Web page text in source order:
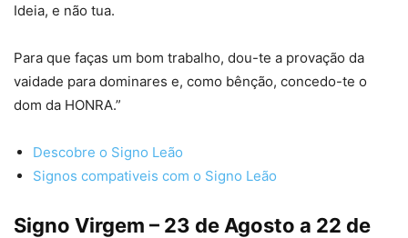
Ideia, e não tua.
Para que faças um bom trabalho, dou-te a provação da
vaidade para dominares e, como bênção, concedo-te o
dom da HONRA.”
Descobre o Signo Leão
Signos compativeis com o Signo Leão
Signo Virgem – 23 de Agosto a 22 de